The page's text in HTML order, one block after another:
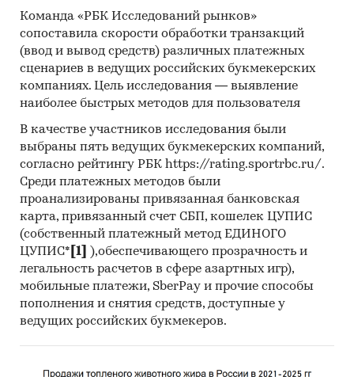
SONOVA AG, STARKEY LABORATORIES INC, ASLAN
FARMA MEDIKAL HEARING AIDS INDUSTRY &
TRADE CO., LTD, ST GLOAL INS SAN VE TIC LTD
STI, PPHU KRYSPOL KRZYSZT OF GRACZYK,
ARVATO BENELUX B.V., NCTS LLC, INI GLOBAL
В разделе `Экспорт` рассмотрены российские
экспортеры:
ООО `АУРИКА`, ОАО `ИСТОК - АУДИО
ИНТЕРНЭШНЛ`, ООО `ИСТОК АУДИО`
Выдержки из исследования:
- На российском рынке слуховых аппаратов в
последние годы нет выраженного тренда.
- Сальдо торгового баланса было
отрицательное и составляло 178,3 тыс.шт.
- Лидером по импортным поставкам в 2023 г.
является Дания (более 21%), ведущий
поставщик слуховых аппаратов - SONOVA
Команда «РБК Исследований рынков»
сопоставила скорости обработки транзакций
(ввод и вывод средств) различных платежных
сценариев в ведущих российских букмекерских
компаниях. Цель исследования — выявление
наиболее быстрых методов для пользователя
В качестве участников исследования были
выбраны пять ведущих букмекерских компаний,
согласно рейтингу РБК https://rating.sportrbc.ru/.
Среди платежных методов были
проанализированы привязанная банковская
карта, привязанный счет СБП, кошелек ЦУПИС
(собственный платежный метод ЕДИНОГО
ЦУПИС* [1]
),обеспечивающего прозрачность и
легальность расчетов в сфере азартных игр),
мобильные платежи, SberPay и прочие способы
пополнения и снятия средств, доступные у
ведущих российских букмекеров.